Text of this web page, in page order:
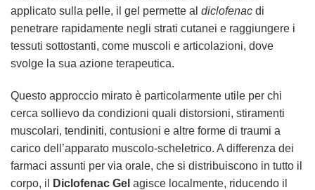
applicato sulla pelle, il gel permette al diclofenac di
penetrare rapidamente negli strati cutanei e raggiungere i
tessuti sottostanti, come muscoli e articolazioni, dove
svolge la sua azione terapeutica.
Questo approccio mirato è particolarmente utile per chi
cerca sollievo da condizioni quali distorsioni, stiramenti
muscolari, tendiniti, contusioni e altre forme di traumi a
carico dell’apparato muscolo-scheletrico. A differenza dei
farmaci assunti per via orale, che si distribuiscono in tutto il
corpo, il
Diclofenac Gel agisce localmente, riducendo il